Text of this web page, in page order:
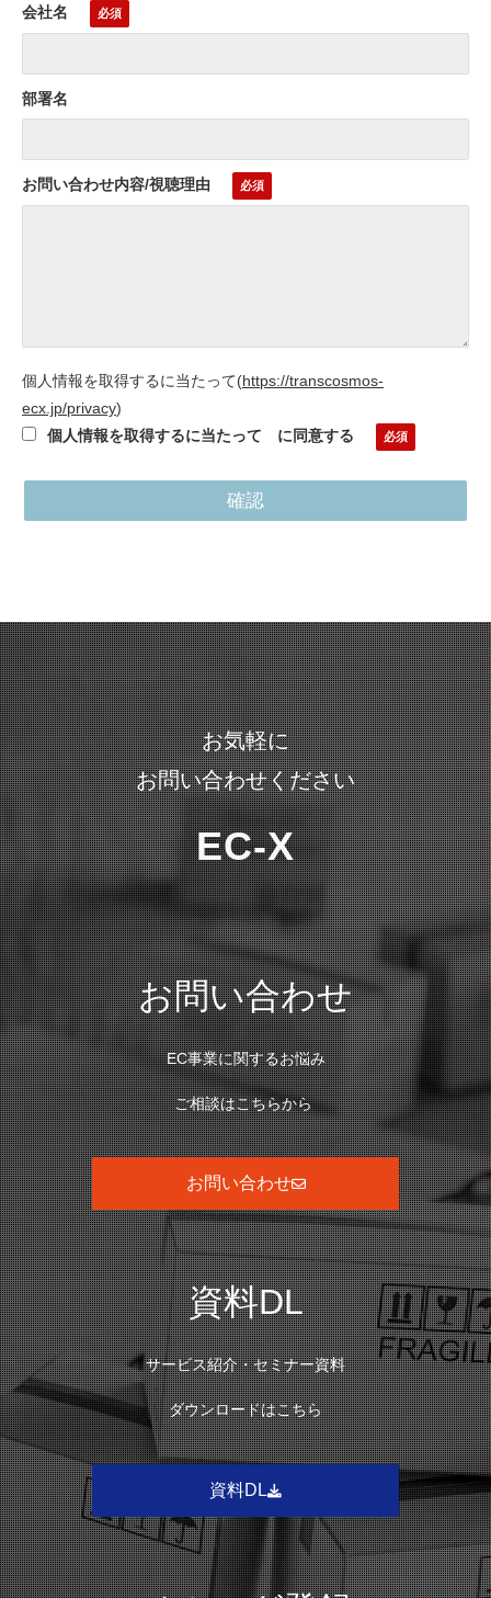
会社名
部署名
お問い合わせ内容/視聴理由
個人情報を取得するに当たって(https://transcosmos-
ecx.jp/privacy)
個人情報を取得するに当たって に同意する
お気軽に
お問い合わせください
EC-X
お問い合わせ
EC事業に関するお悩み
ご相談はこちらから
お問い合わせ
資料DL
サービス紹介・セミナー資料
ダウンロードはこちら
資料DL